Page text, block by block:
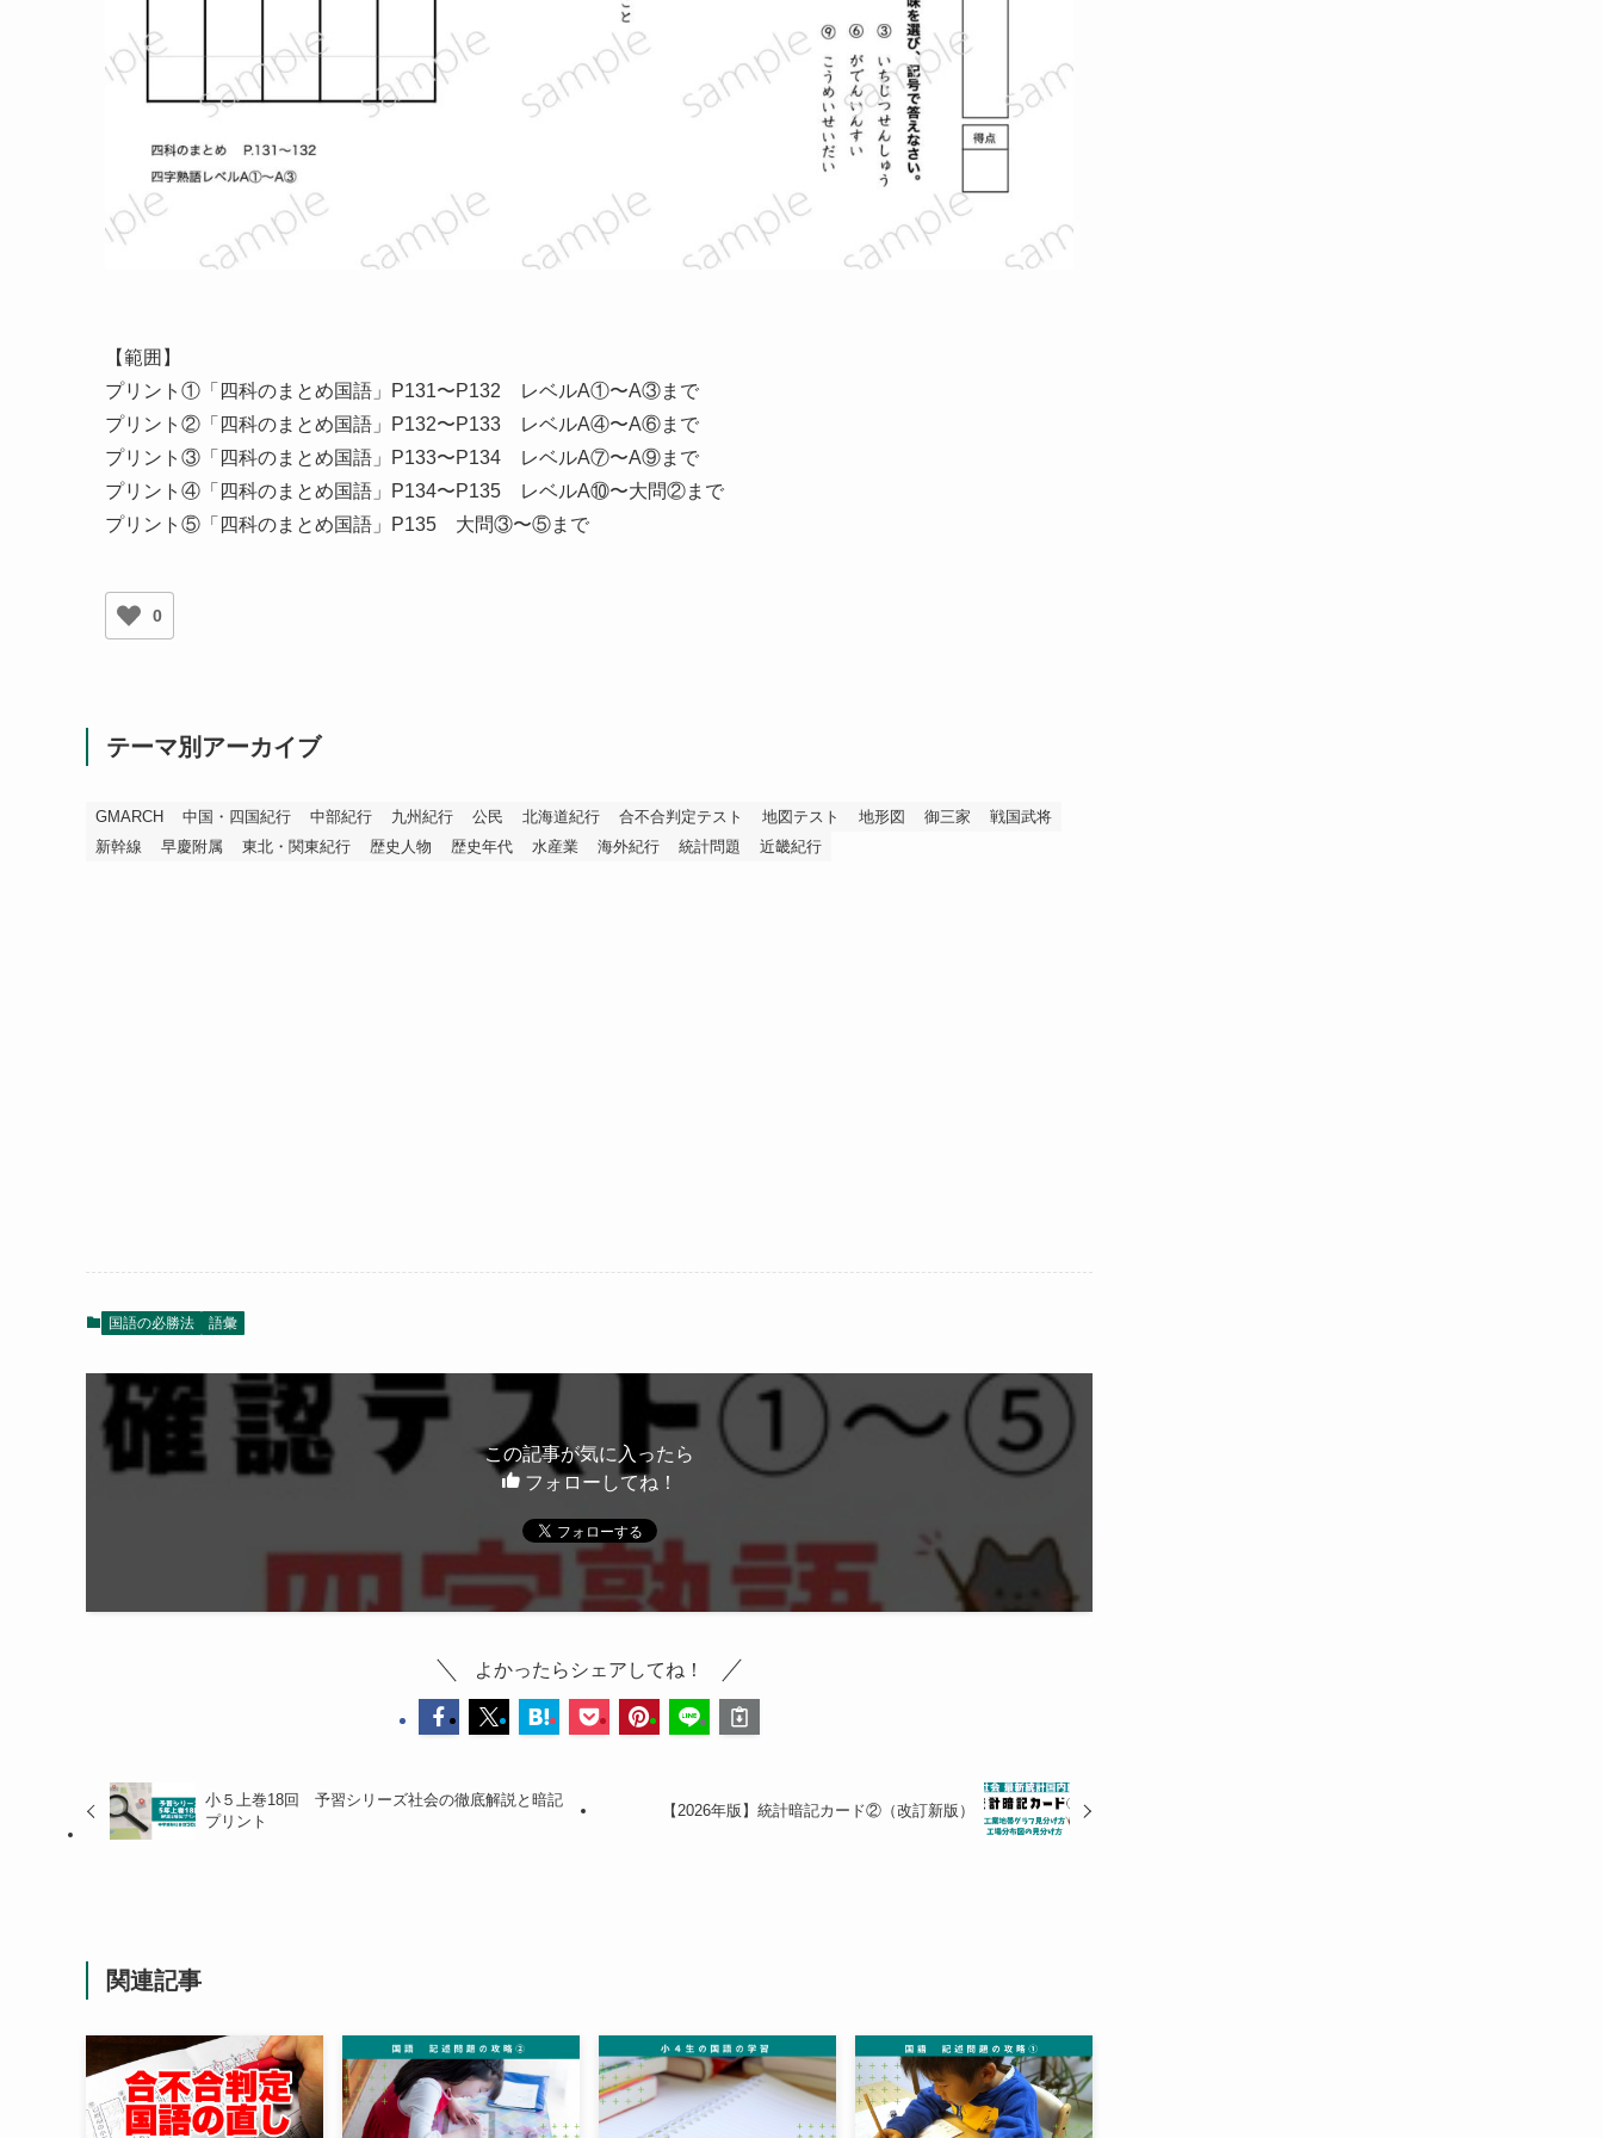
【範囲】
プリント①「四科のまとめ国語」P131〜P132 レベルA①〜A③まで
プリント②「四科のまとめ国語」P132〜P133 レベルA④〜A⑥まで
プリント③「四科のまとめ国語」P133〜P134 レベルA⑦〜A⑨まで
プリント④「四科のまとめ国語」P134〜P135 レベルA⑩〜大問②まで
プリント⑤「四科のまとめ国語」P135 大問③〜⑤まで
0
テーマ別アーカイブ
GMARCH 中国・四国紀行 中部紀行 九州紀行 公民 北海道紀行 合不合判定テスト 地図テスト 地形図 御三家
戦国武将
新幹線
早慶附属 東北・関東紀行 歴史人物 歴史年代 水産業 海外紀行 統計問題 近畿紀行
国語の必勝法 語彙
この記事が気に入ったら
フォローしてね！
よかったらシェアしてね！
小５上巻18回 予習シリーズ社会の徹底解説と暗記
プリント
【2026年版】統計暗記カード②（改訂新版）
関連記事